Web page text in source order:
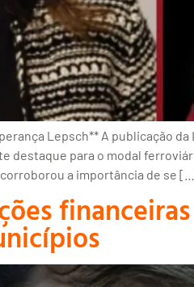
Lepsch** A publicação
para o modal
a importância de se
financeiras